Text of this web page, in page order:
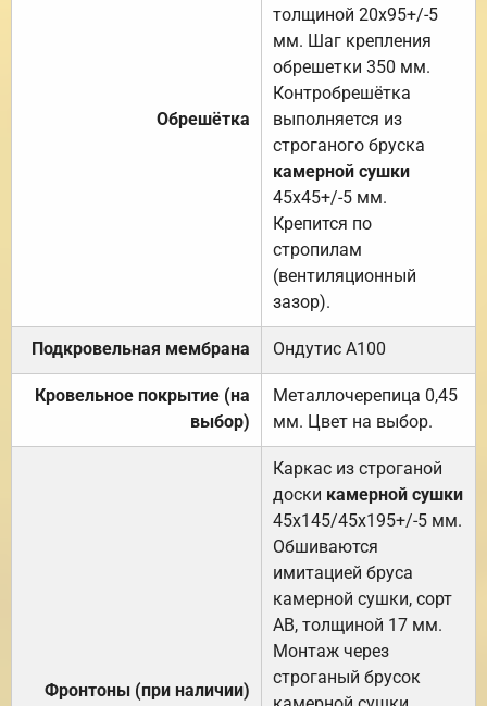
Обрешётка
толщиной 20х95+/-5
мм. Шаг крепления
обрешетки 350 мм.
Контробрешётка
выполняется из
строганого бруска
камерной сушки
45х45+/-5 мм.
Крепится по
стропилам
(вентиляционный
зазор).
Подкровельная мембрана Ондутис А100
Кровельное покрытие (на
выбор)
Металлочерепица 0,45
мм. Цвет на выбор.
Фронтоны (при наличии)
Каркас из строганой
доски камерной сушки
45х145/45х195+/-5 мм.
Обшиваются
имитацией бруса
камерной сушки, сорт
АВ, толщиной 17 мм.
Монтаж через
строганый брусок